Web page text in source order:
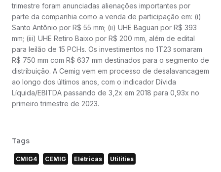
trimestre foram anunciadas alienações importantes por
parte da companhia como a venda de participação em: (i)
Santo Antônio por R$ 55 mm; (ii) UHE Baguari por R$ 393
mm; (iii) UHE Retiro Baixo por R$ 200 mm, além de edital
para leilão de 15 PCHs. Os investimentos no 1T23 somaram
R$ 750 mm com R$ 637 mm destinados para o segmento de
distribuição. A Cemig vem em processo de desalavancagem
ao longo dos últimos anos, com o indicador Dívida
Líquida/EBITDA passando de 3,2x em 2018 para 0,93x no
primeiro trimestre de 2023.
Tags
CMIG4 CEMIG Elétricas Utilities